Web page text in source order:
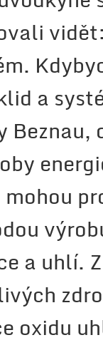
a
a uhlí.
oxidu